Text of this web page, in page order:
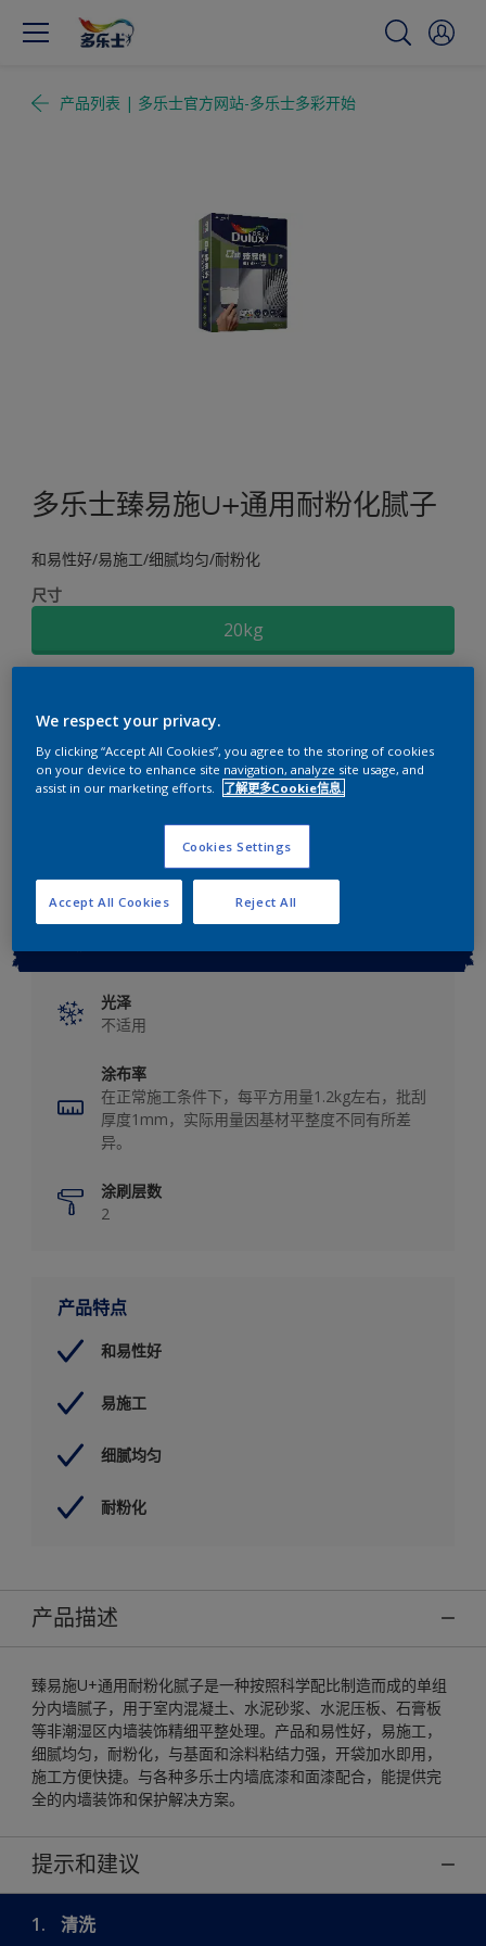
产品列表 | 多乐士官方网站-多乐士多彩开始
多乐士臻易施U+通用耐粉化腻子
和易性好/易施工/细腻均匀/耐粉化
尺寸
20kg
光泽
不适用
涂布率
在正常施工条件下，每平方用量1.2kg左右，批刮
厚度1mm，实际用量因基材平整度不同有所差
异。
涂刷层数
2
产品特点
和易性好
易施工
细腻均匀
耐粉化
产品描述
臻易施U+通用耐粉化腻子是一种按照科学配比制造而成的单组
分内墙腻子，用于室内混凝土、水泥砂浆、水泥压板、石膏板
等非潮湿区内墙装饰精细平整处理。产品和易性好，易施工，
细腻均匀，耐粉化，与基面和涂料粘结力强，开袋加水即用，
施工方便快捷。与各种多乐士内墙底漆和面漆配合，能提供完
全的内墙装饰和保护解决方案。
提示和建议
1. 清洗
We respect your privacy.
By clicking “Accept All Cookies”, you agree to the storing of cookies
on your device to enhance site navigation, analyze site usage, and
assist in our marketing efforts.
了解更多Cookie信息.
Cookies Settings
Reject All
Accept All Cookies